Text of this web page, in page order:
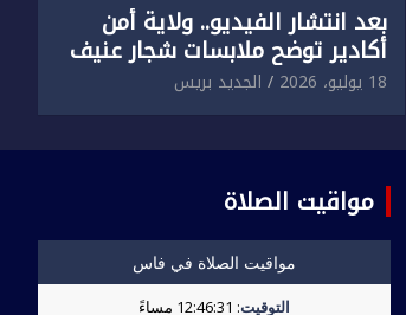
بعد انتشار الفيديو.. ولاية أمن
أكادير توضح ملابسات شجار عنيف
بين سائق وسيدتين
18 يوليو، 2026 الجديد بريس
مواقيت الصلاة